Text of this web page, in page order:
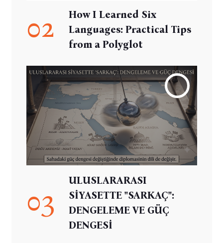
02
How I Learned Six
Languages: Practical Tips
from a Polyglot
03
ULUSLARARASI
SİYASETTE "SARKAÇ":
DENGELEME VE GÜÇ
DENGESİ